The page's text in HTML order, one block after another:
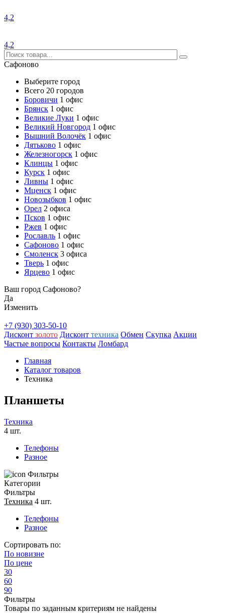
4,2
4,2
Сафоново
Выберите город
Всего 20 городов
Боровичи 1 офис
Брянск 1 офис
Великие Луки 1 офис
Великий Новгород 1 офис
Вышний Волочёк 1 офис
Дятьково 1 офис
Железногорск 1 офис
Клинцы 1 офис
Курск 1 офис
Ливны 1 офис
Мценск 1 офис
Новозыбков 1 офис
Орел 2 офиса
Псков 1 офис
Ржев 1 офис
Рославль 1 офис
Сафоново 1 офис
Смоленск 3 офиса
Тверь 1 офис
Ярцево 1 офис
Ваш город Сафоново?
Да
Изменить
+7 (930) 303-50-10
Дисконт золото Дисконт техника Обмен Скупка Акции
Частые вопросы Контакты Ломбард
Главная
Каталог товаров
Техника
Планшеты
Техника
4 шт.
Телефоны
Разное
Фильтры
Категории
Фильтры
Техника 4 шт.
Телефоны
Разное
Сортировать по:
По новизне
По цене
30
60
90
Фильтры
Товары по заданным критериям не найдены